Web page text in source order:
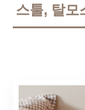
스툴, 탈모